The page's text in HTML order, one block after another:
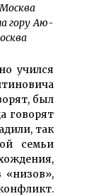
гору Аю-
учился
был
говорят
так
семьи
«низов»,